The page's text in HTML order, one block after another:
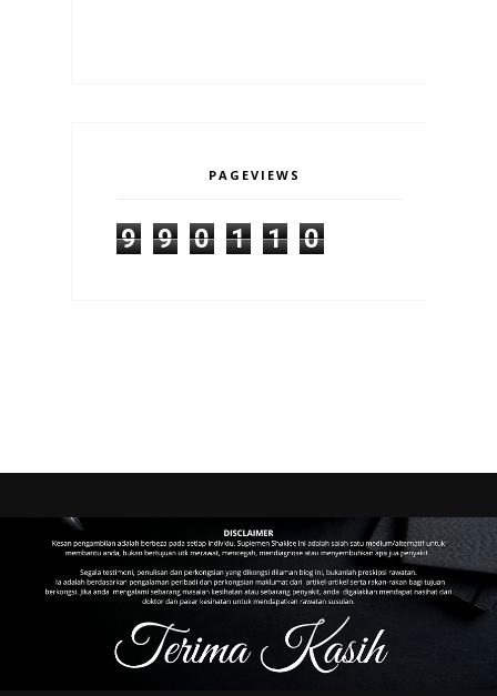
PAGEVIEWS
9 9 0 1 1 0